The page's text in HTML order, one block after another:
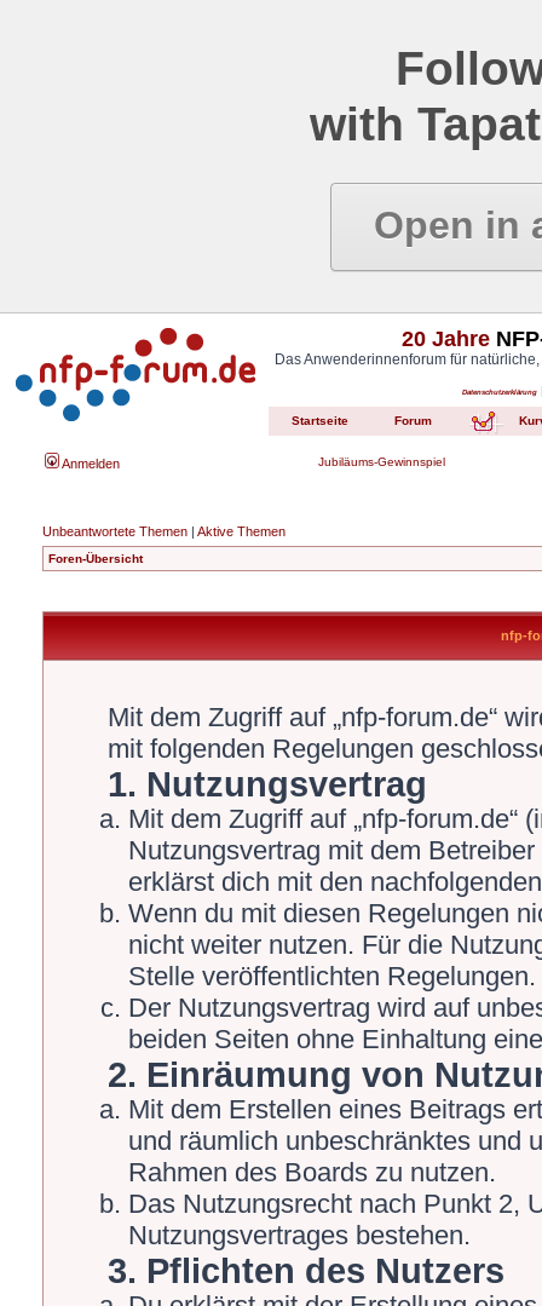
with
Open in
20 Jahre
Das Anwenderinnenforum für
Datenschutzerklärung
Startseite Forum
Anmelden Jubiläums-Gewinnspiel
Unbeantwortete Themen | Aktive Themen
Foren-Übersicht
nfp-
Mit dem Zugriff auf „nfp-forum.de“
mit folgenden Regelungen
1. Nutzungsvertrag
Mit dem Zugriff auf „nfp-forum.de“
Nutzungsvertrag mit dem
erklärst dich mit den
Wenn du mit diesen Regelungen
nicht weiter nutzen. Für die
Stelle veröffentlichten Regelungen.
Der Nutzungsvertrag wird auf
beiden Seiten ohne Einhaltung
2. Einräumung von
Mit dem Erstellen eines Beitrags
und räumlich unbeschränktes und
Rahmen des Boards zu nutzen.
Das Nutzungsrecht nach Punkt 2,
Nutzungsvertrages bestehen.
3. Pflichten des Nutzers